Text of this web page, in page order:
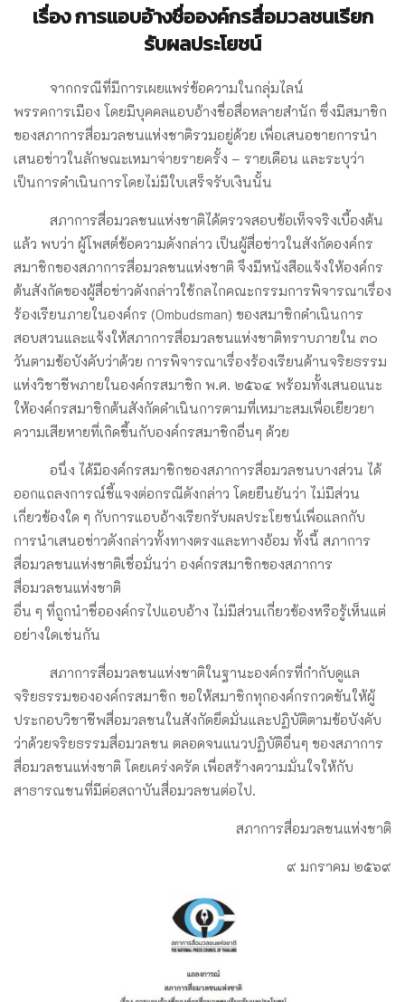
เรื่อง การแอบอ้างชื่อองค์กรสื่อมวลชนเรียก
รับผลประโยชน์
จากกรณีที่มีการเผยแพร่ข้อความในกลุ่มไลน์
พรรคการเมือง โดยมีบุคคลแอบอ้างชื่อสื่อหลายสำนัก ซึ่งมีสมาชิก
ของสภาการสื่อมวลชนแห่งชาติรวมอยู่ด้วย เพื่อเสนอขายการนำ
เสนอข่าวในลักษณะเหมาจ่ายรายครั้ง – รายเดือน และระบุว่า
เป็นการดำเนินการโดยไม่มีใบเสร็จรับเงินนั้น
สภาการสื่อมวลชนแห่งชาติได้ตรวจสอบข้อเท็จจริงเบื้องต้น
แล้ว พบว่า ผู้โพสต์ข้อความดังกล่าว เป็นผู้สื่อข่าวในสังกัดองค์กร
สมาชิกของสภาการสื่อมวลชนแห่งชาติ จึงมีหนังสือแจ้งให้องค์กร
ต้นสังกัดของผู้สื่อข่าวดังกล่าวใช้กลไกคณะกรรมการพิจารณาเรื่อง
ร้องเรียนภายในองค์กร (Ombudsman) ของสมาชิกดำเนินการ
สอบสวนและแจ้งให้สภาการสื่อมวลชนแห่งชาติทราบภายใน ๓๐
วันตามข้อบังคับว่าด้วย การพิจารณาเรื่องร้องเรียนด้านจริยธรรม
แห่งวิชาชีพภายในองค์กรสมาชิก พ.ศ. ๒๕๖๔ พร้อมทั้งเสนอแนะ
ให้องค์กรสมาชิกต้นสังกัดดำเนินการตามที่เหมาะสมเพื่อเยียวยา
ความเสียหายที่เกิดขึ้นกับองค์กรสมาชิกอื่นๆ ด้วย
อนึ่ง ได้มีองค์กรสมาชิกของสภาการสื่อมวลชนบางส่วน ได้
ออกแถลงการณ์ชี้แจงต่อกรณีดังกล่าว โดยยืนยันว่า ไม่มีส่วน
เกี่ยวข้องใด ๆ กับการแอบอ้างเรียกรับผลประโยชน์เพื่อแลกกับ
การนำเสนอข่าวดังกล่าวทั้งทางตรงและทางอ้อม ทั้งนี้ สภาการ
สื่อมวลชนแห่งชาติเชื่อมั่นว่า องค์กรสมาชิกของสภาการ
สื่อมวลชนแห่งชาติ
อื่น ๆ ที่ถูกนำชื่อองค์กรไปแอบอ้าง ไม่มีส่วนเกี่ยวข้องหรือรู้เห็นแต่
อย่างใดเช่นกัน
สภาการสื่อมวลชนแห่งชาติในฐานะองค์กรที่กำกับดูแล
จริยธรรมขององค์กรสมาชิก ขอให้สมาชิกทุกองค์กรกวดขันให้ผู้
ประกอบวิชาชีพสื่อมวลชนในสังกัดยึดมั่นและปฏิบัติตามข้อบังคับ
ว่าด้วยจริยธรรมสื่อมวลชน ตลอดจนแนวปฏิบัติอื่นๆ ของสภาการ
สื่อมวลชนแห่งชาติ โดยเคร่งครัด เพื่อสร้างความมั่นใจให้กับ
สาธารณชนที่มีต่อสถาบันสื่อมวลชนต่อไป.
สภาการสื่อมวลชนแห่งชาติ
๙ มกราคม ๒๕๖๙